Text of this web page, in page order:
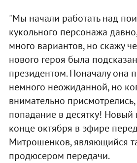
"Мы начали работать над
кукольного персонажа
много вариантов, но скажу
нового героя была
президентом. Поначалу она
немного неожиданной, но
внимательно
попадание в десятку! Новый
конце октября в эфире
Митрошенков, являющийся
продюсером передачи.